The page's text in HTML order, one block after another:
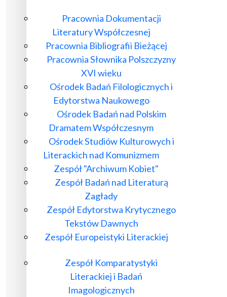
Pracownia Dokumentacji
Literatury Współczesnej
Pracownia Bibliografii Bieżącej
Pracownia Słownika Polszczyzny
XVI wieku
Ośrodek Badań Filologicznych i
Edytorstwa Naukowego
Ośrodek Badań nad Polskim
Dramatem Współczesnym
Ośrodek Studiów Kulturowych i
Literackich nad Komunizmem
Zespół "Archiwum Kobiet"
Zespół Badań nad Literaturą
Zagłady
Zespół Edytorstwa Krytycznego
Tekstów Dawnych
Zespół Europeistyki Literackiej
Zespół Komparatystyki
Literackiej i Badań
Imagologicznych